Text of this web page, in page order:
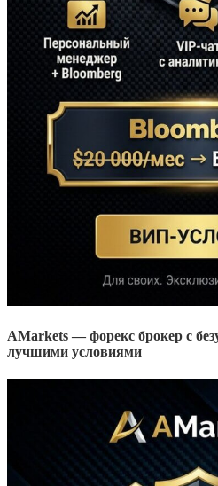
AMarkets — форекс брокер с
лучшими условиями